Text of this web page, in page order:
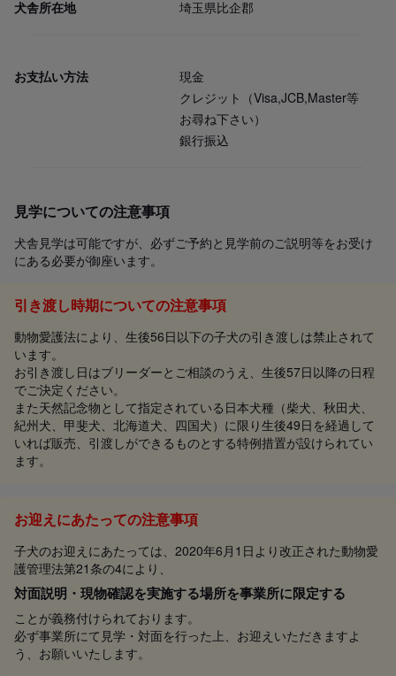
犬舎所在地 埼玉県比企郡
お支払い方法
現金
クレジット（Visa,JCB,Master等
お尋ね下さい）
銀行振込
見学についての注意事項
犬舎見学は可能ですが、必ずご予約と見学前のご説明等をお受け
にある必要が御座います。
引き渡し時期についての注意事項
動物愛護法により、生後56日以下の子犬の引き渡しは禁止されて
います。
お引き渡し日はブリーダーとご相談のうえ、生後57日以降の日程
でご決定ください。
また天然記念物として指定されている日本犬種（柴犬、秋田犬、
紀州犬、甲斐犬、北海道犬、四国犬）に限り生後49日を経過して
いれば販売、引渡しができるものとする特例措置が設けられてい
ます。
お迎えにあたっての注意事項
子犬のお迎えにあたっては、2020年6月1日より改正された動物愛
護管理法第21条の4により、
対面説明・現物確認を実施する場所を事業所に限定する
ことが義務付けられております。
必ず事業所にて見学・対面を行った上、お迎えいただきますよ
う、お願いいたします。